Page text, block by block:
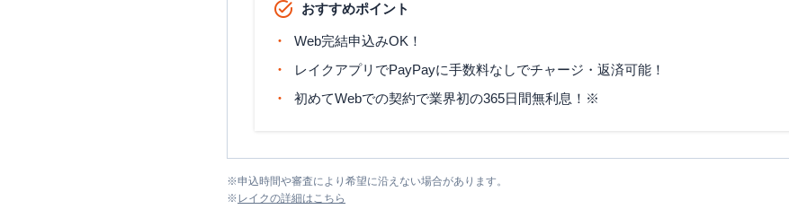
おすすめポイント
Web完結申込みOK！
レイクアプリでPayPayに手数料なしでチャージ・返済可能！
初めてWebでの契約で業界初の365日間無利息！※
※申込時間や審査により希望に沿えない場合があります。
※ レイクの詳細はこちら